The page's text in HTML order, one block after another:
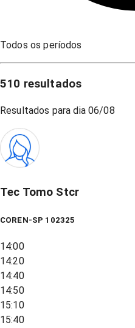
Todos os períodos
510 resultados
Resultados para dia 06/08
Tec Tomo Stcr
COREN-SP 102325
14:00
14:20
14:40
14:50
15:10
15:40